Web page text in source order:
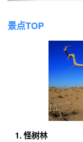
景点TOP
1. 怪树林